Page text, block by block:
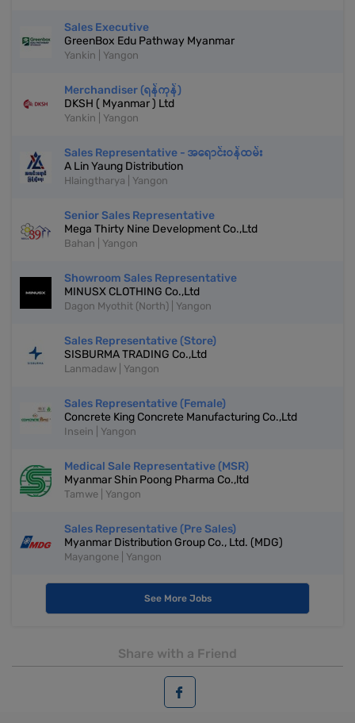
Sales Executive
GreenBox Edu Pathway Myanmar
Yankin | Yangon
Merchandiser (ရန်ကုန်)
DKSH ( Myanmar ) Ltd
Yankin | Yangon
Sales Representative - အရောင်းဝန်ထမ်း
A Lin Yaung Distribution
Hlaingtharya | Yangon
Senior Sales Representative
Mega Thirty Nine Development Co.,Ltd
Bahan | Yangon
Showroom Sales Representative
MINUSX CLOTHING Co.,Ltd
Dagon Myothit (North) | Yangon
Sales Representative (Store)
SISBURMA TRADING Co.,Ltd
Lanmadaw | Yangon
Sales Representative (Female)
Concrete King Concrete Manufacturing Co.,Ltd
Insein | Yangon
Medical Sale Representative (MSR)
Myanmar Shin Poong Pharma Co.,ltd
Tamwe | Yangon
Sales Representative (Pre Sales)
Myanmar Distribution Group Co., Ltd. (MDG)
Mayangone | Yangon
See More Jobs
Share with a Friend